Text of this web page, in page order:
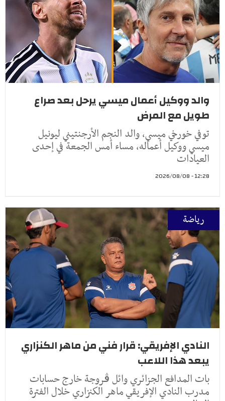
والد ووكيل أعمال ميسي يرحل بعد صراع
طويل مع المرض
توفي خورخي ميسي، والد النجم الأرجنتيني ليونيل
ميسي ووكيل أعماله، مساء أمس الجمعة في إحدى
العيادات
12:28 - 2026/08/08
رياضة
النادي الإفريقي: قرار فني من ماهر الكنزاري
يبعد هذا اللاعب
بات المدافع الجزائري وائل ڤروجة خارج حسابات
مدرب النادي الإفريقي ماهر الكنزاري خلال الفترة